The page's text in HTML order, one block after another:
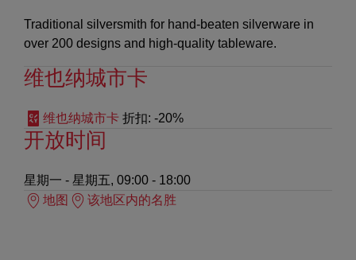
Traditional silversmith for hand-beaten silverware in
over 200 designs and high-quality tableware.
维也纳城市卡
维也纳城市卡 折扣: -20%
开放时间
星期一 - 星期五, 09:00 - 18:00
地图
该地区内的名胜